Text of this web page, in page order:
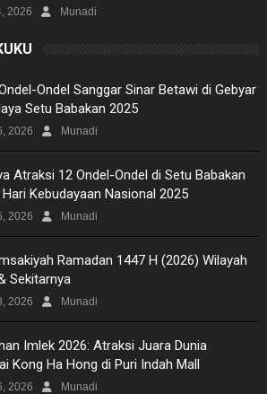
2026 Munadi
Ondel Sanggar Sinar Betawi di Gebyar
Setu Babakan 2025
2026 Munadi
Atraksi 12 Ondel-Ondel di Setu Babakan
Hari Kebudayaan Nasional 2025
2026 Munadi
Ramadan 1447 H (2026) Wilayah
Sekitarnya
2026 Munadi
Imlek 2026: Atraksi Juara Dunia
Kong Ha Hong di Puri Indah Mall
2026 Munadi